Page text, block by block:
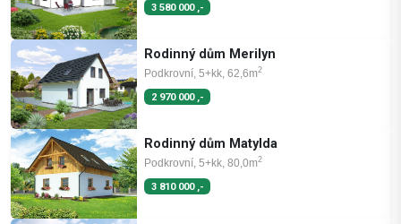
3 580 000 ,-
Rodinný dům Merilyn
Podkrovní, 5+kk, 62,6m2
2 970 000 ,-
Rodinný dům Matylda
Podkrovní, 5+kk, 80,0m2
3 810 000 ,-